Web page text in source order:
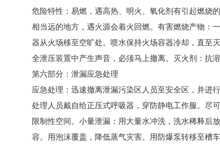
危险特性：易燃，遇高热、明火、氧化剂有引起燃烧
相当远的地方，遇火源会着火回燃。有害燃烧产物：
器从火场移至空旷处。喷水保持火场容器冷却，直至
全泄压装置中产生声音，必须马上撤离。灭火剂：抗
第六部分：泄漏应急处理
应急处理：迅速撤离泄漏污染区人员至安全区，并进
处理人员戴自给正压式呼吸器，穿防静电工作服。尽
限制性空间。小量泄漏：用大量水冲洗，洗水稀释后
容。用泡沫覆盖，降低蒸气灾害。用防爆泵转移至槽